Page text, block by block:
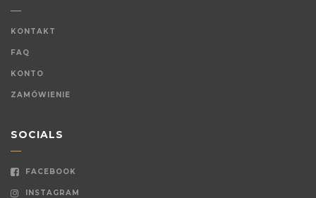
KONTAKT
FAQ
KONTO
ZAMÓWIENIE
SOCIALS
FACEBOOK
INSTAGRAM